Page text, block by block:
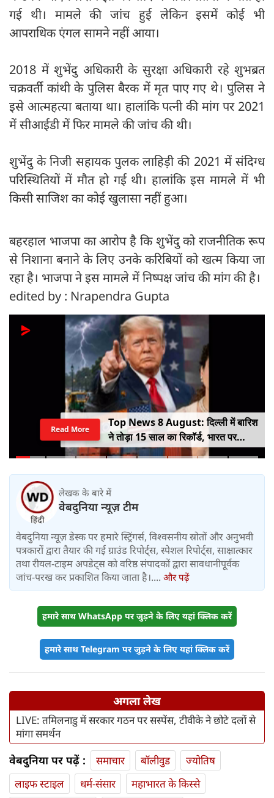
गई थी। मामले की जांच हुई लेकिन इसमें कोई भी
आपराधिक एंगल सामने नहीं आया।
2018 में शुभेंदु अधिकारी के सुरक्षा अधिकारी रहे शुभब्रत
चक्रवर्ती कांथी के पुलिस बैरक में मृत पाए गए थे। पुलिस ने
इसे आत्महत्या बताया था। हालांकि पत्नी की मांग पर 2021
में सीआईडी में फिर मामले की जांच की थी।
शुभेंदु के निजी सहायक पुलक लाहिड़ी की 2021 में संदिग्ध
परिस्थितियों में मौत हो गई थी। हालांकि इस मामले में भी
किसी साजिश का कोई खुलासा नहीं हुआ।
बहरहाल भाजपा का आरोप है कि शुभेंदु को राजनीतिक रूप
से निशाना बनाने के लिए उनके करिबियों को खत्म किया जा
रहा है। भाजपा ने इस मामले में निष्पक्ष जांच की मांग की है।
edited by : Nrapendra Gupta
Top News 8 August: दिल्ली में बारिश
ने तोड़ा 15 साल का रिकॉर्ड, भारत पर
100% टैरिफ का खतरा; Gen Z पर कंगना
Read More
लेखक के बारे में
वेबदुनिया न्यूज़ टीम
वेबदुनिया न्यूज़ डेस्क पर हमारे स्ट्रिंगर्स, विश्वसनीय स्रोतों और अनुभवी
पत्रकारों द्वारा तैयार की गई ग्राउंड रिपोर्ट्स, स्पेशल रिपोर्ट्स, साक्षात्कार
तथा रीयल-टाइम अपडेट्स को वरिष्ठ संपादकों द्वारा सावधानीपूर्वक
जांच-परख कर प्रकाशित किया जाता है।.... और पढ़ें
हमारे साथ WhatsApp पर जुड़ने के लिए यहां क्लिक करें
हमारे साथ Telegram पर जुड़ने के लिए यहां क्लिक करें
अगला लेख
LIVE: तमिलनाडु में सरकार गठन पर सस्पेंस, टीवीके ने छोटे दलों से
मांगा समर्थन
वेबदुनिया पर पढ़ें : समाचार बॉलीवुड
ज्योतिष
लाइफ स्‍टाइल
धर्म-संसार
महाभारत के किस्से